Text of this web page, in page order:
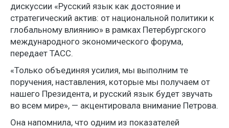
дискуссии «Русский язык как достояние и
стратегический актив: от национальной политики к
глобальному влиянию» в рамках Петербургского
международного экономического форума,
передает ТАСС.
«Только объединяя усилия, мы выполним те
поручения, наставления, которые мы получаем от
нашего Президента, и русский язык будет звучать
во всем мире», — акцентировала внимание Петрова.
Она напомнила, что одним из показателей